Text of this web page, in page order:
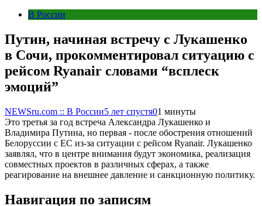
В России
Путин, начиная встречу с Лукашенко
в Сочи, прокомментировал ситуацию с
рейсом Ryanair словами “всплеск
эмоций”
NEWSru.com :: В России5 лет спустя01 минуты
Это третья за год встреча Александра Лукашенко и
Владимира Путина, но первая - после обострения отношений
Белоруссии с ЕС из-за ситуации с рейсом Ryanair. Лукашенко
заявлял, что в центре внимания будут экономика, реализация
совместных проектов в различных сферах, а также
реагирование на внешнее давление и санкционную политику.
Навигация по записям